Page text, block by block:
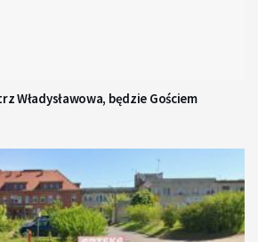
Władysławowa, będzie Gościem